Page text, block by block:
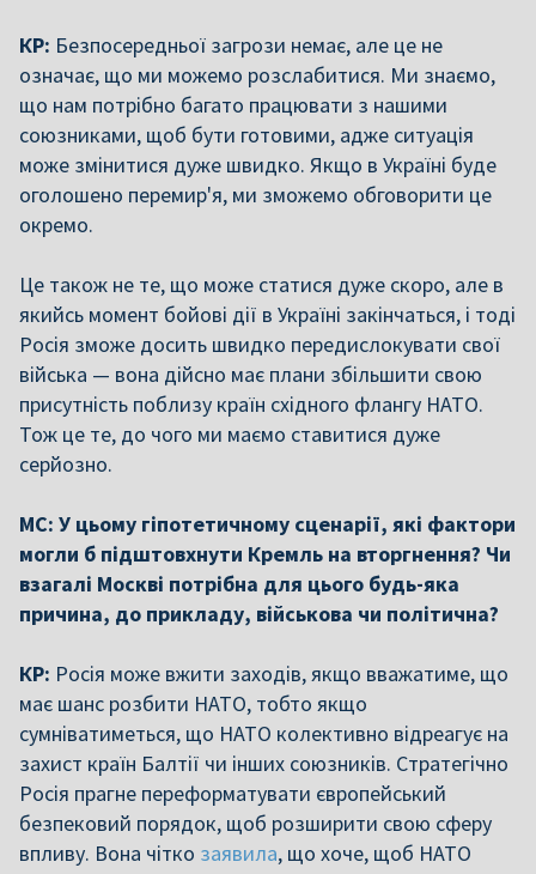
КР: Безпосередньої загрози немає, але це не
означає, що ми можемо розслабитися. Ми знаємо,
що нам потрібно багато працювати з нашими
союзниками, щоб бути готовими, адже ситуація
може змінитися дуже швидко. Якщо в Україні буде
оголошено перемир'я, ми зможемо обговорити це
окремо.
Це також не те, що може статися дуже скоро, але в
якийсь момент бойові дії в Україні закінчаться, і тоді
Росія зможе досить швидко передислокувати свої
війська — вона дійсно має плани збільшити свою
присутність поблизу країн східного флангу НАТО.
Тож це те, до чого ми маємо ставитися дуже
серйозно.
МС: У цьому гіпотетичному сценарії, які фактори
могли б підштовхнути Кремль на вторгнення? Чи
взагалі Москві потрібна для цього будь-яка
причина, до прикладу, військова чи політична?
КР: Росія може вжити заходів, якщо вважатиме, що
має шанс розбити НАТО, тобто якщо
сумніватиметься, що НАТО колективно відреагує на
захист країн Балтії чи інших союзників. Стратегічно
Росія прагне переформатувати європейський
безпековий порядок, щоб розширити свою сферу
впливу. Вона чітко заявила, що хоче, щоб НАТО